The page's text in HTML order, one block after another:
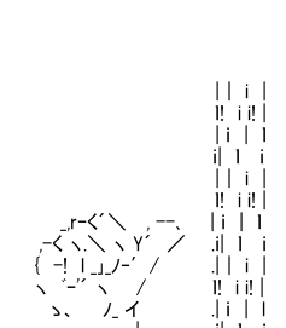
|｜ i |
ｌ! i i! |
| | ｉ | ｌ
ｉ| ｌ ｉ
ト ｲ |｜ i |
| | ｌ! i i! |
´＼ , --､ | ｉ | ｌ
Y´ ／ .ｉ| ｌ ｉ
_ﾉ‐′/ .|｜ i |
ヽ / ｌ! i i! |
ﾉ_ イ .| ｉ | l